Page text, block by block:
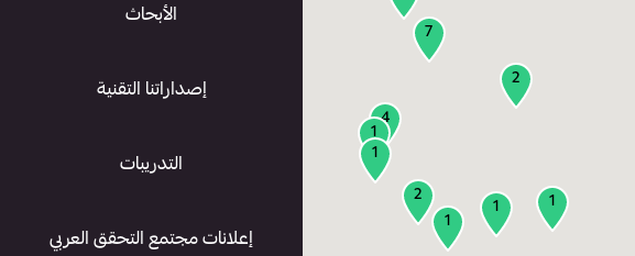
1
4
1
7
2
1
2
1
1
الأبحاث
إصداراتنا التقنية
التدريبات
إعلانات مجتمع التحقق العربي